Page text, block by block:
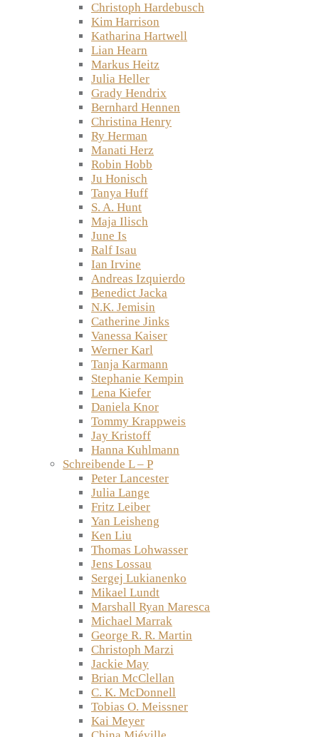
Christoph Hardebusch
Kim Harrison
Katharina Hartwell
Lian Hearn
Markus Heitz
Julia Heller
Grady Hendrix
Bernhard Hennen
Christina Henry
Ry Herman
Manati Herz
Robin Hobb
Ju Honisch
Tanya Huff
S. A. Hunt
Maja Ilisch
June Is
Ralf Isau
Ian Irvine
Andreas Izquierdo
Benedict Jacka
N.K. Jemisin
Catherine Jinks
Vanessa Kaiser
Werner Karl
Tanja Karmann
Stephanie Kempin
Lena Kiefer
Daniela Knor
Tommy Krappweis
Jay Kristoff
Hanna Kuhlmann
Schreibende L – P
Peter Lancester
Julia Lange
Fritz Leiber
Yan Leisheng
Ken Liu
Thomas Lohwasser
Jens Lossau
Sergej Lukianenko
Mikael Lundt
Marshall Ryan Maresca
Michael Marrak
George R. R. Martin
Christoph Marzi
Jackie May
Brian McClellan
C. K. McDonnell
Tobias O. Meissner
Kai Meyer